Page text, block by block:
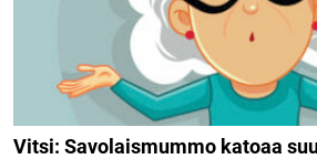
Vitsi: Savolaismummo katoaa